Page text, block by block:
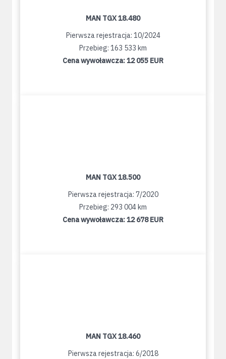
MAN TGX 18.480
Pierwsza rejestracja: 10/2024
Przebieg: 163 533 km
Cena wywoławcza:12 055 EUR
MAN TGX 18.500
Pierwsza rejestracja: 7/2020
Przebieg: 293 004 km
Cena wywoławcza:12 678 EUR
MAN TGX 18.460
Pierwsza rejestracja: 6/2018